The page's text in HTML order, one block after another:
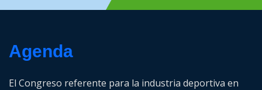
Agenda
El Congreso referente para la industria deportiva en